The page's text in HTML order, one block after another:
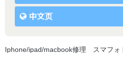
中文页
Iphone/ipad/macbook修理 スマフォ